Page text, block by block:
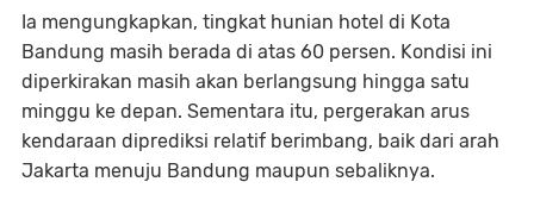
Ia mengungkapkan, tingkat hunian hotel di Kota
Bandung masih berada di atas 60 persen. Kondisi ini
diperkirakan masih akan berlangsung hingga satu
minggu ke depan. Sementara itu, pergerakan arus
kendaraan diprediksi relatif berimbang, baik dari arah
Jakarta menuju Bandung maupun sebaliknya.